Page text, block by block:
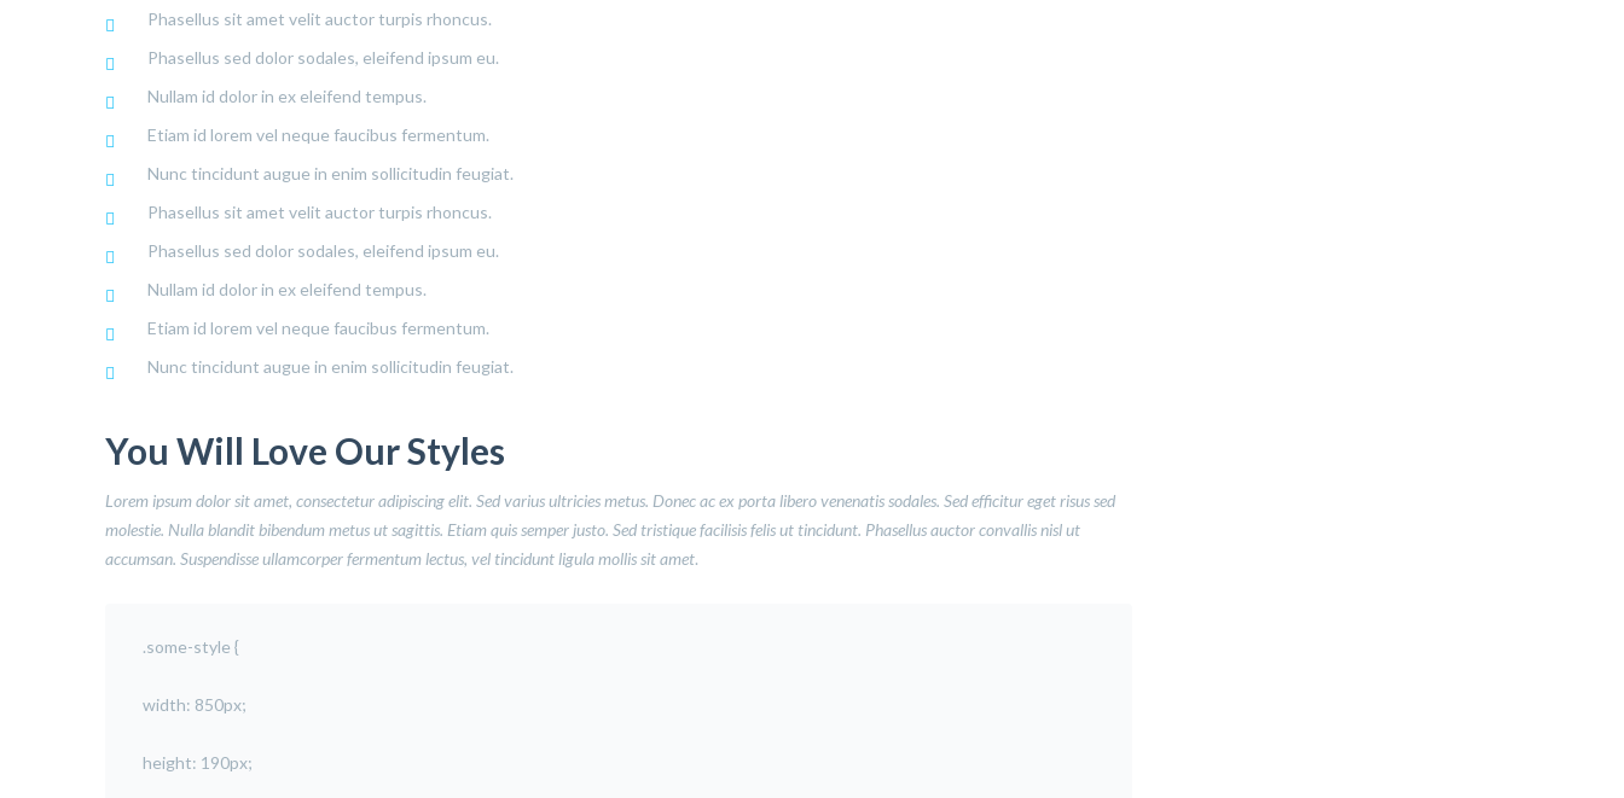
Phasellus sit amet velit auctor turpis rhoncus.
Phasellus sed dolor sodales, eleifend ipsum eu.
Nullam id dolor in ex eleifend tempus.
Etiam id lorem vel neque faucibus fermentum.
Nunc tincidunt augue in enim sollicitudin feugiat.
Phasellus sit amet velit auctor turpis rhoncus.
Phasellus sed dolor sodales, eleifend ipsum eu.
Nullam id dolor in ex eleifend tempus.
Etiam id lorem vel neque faucibus fermentum.
Nunc tincidunt augue in enim sollicitudin feugiat.
You Will Love Our Styles
Lorem ipsum dolor sit amet, consectetur adipiscing elit. Sed varius ultricies metus. Donec ac ex porta libero venenatis sodales. Sed efficitur eget risus sed
molestie. Nulla blandit bibendum metus ut sagittis. Etiam quis semper justo. Sed tristique facilisis felis ut tincidunt. Phasellus auctor convallis nisl ut
accumsan. Suspendisse ullamcorper fermentum lectus, vel tincidunt ligula mollis sit amet.
.some-style {
width: 850px;
height: 190px;